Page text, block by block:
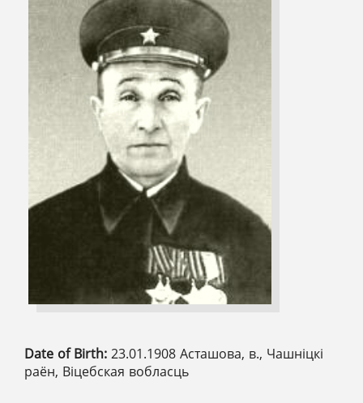
Date of Birth: 23.01.1908 Асташова, в., Чашніцкі
раён, Віцебская вобласць